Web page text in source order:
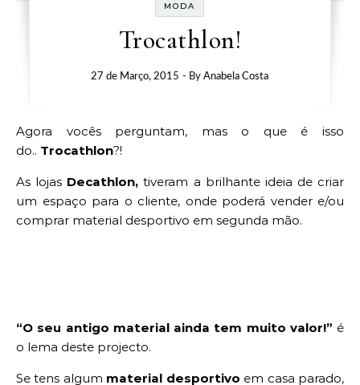
MODA
Trocathlon!
27 de Março, 2015 - ByAnabela Costa
Agora vocês perguntam, mas o que é isso
do.. Trocathlon?!
As lojas Decathlon,tiveram a brilhante ideia de criar
um espaço para o cliente, onde poderá vender e/ou
comprar material desportivo em segunda mão.
“O seu antigo material ainda tem muito valor!” é
o lema deste projecto.
Se tens algum material desportivo em casa parado,